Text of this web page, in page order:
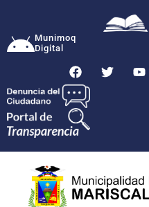
Munimoq
Digital